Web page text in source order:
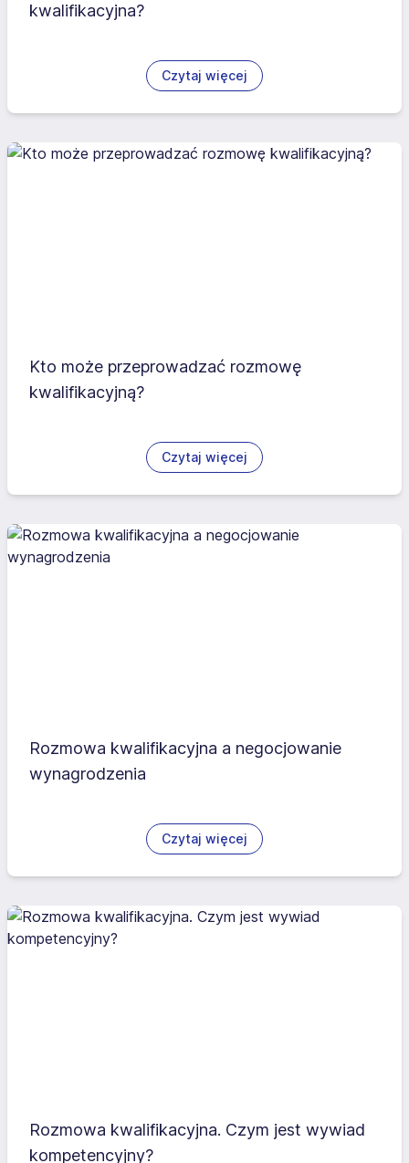
kwalifikacyjna?
Czytaj więcej
Kto może przeprowadzać rozmowę
kwalifikacyjną?
Czytaj więcej
Rozmowa kwalifikacyjna a negocjowanie
wynagrodzenia
Czytaj więcej
Rozmowa kwalifikacyjna. Czym jest wywiad
kompetencyjny?